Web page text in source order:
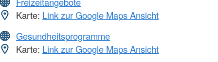
Karte: Link zur Google Maps Ansicht
Gesundheitsprogramme
Karte: Link zur Google Maps Ansicht